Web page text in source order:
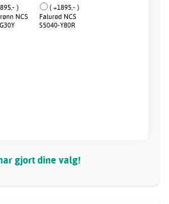
)
NCS
( +1895,- )
Falurød NCS
S5040-Y80R
gjort dine valg!